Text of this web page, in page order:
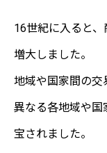
16世紀に入ると
増大しました。
地域や国家間の交
異なる各地域や国
宝されました。